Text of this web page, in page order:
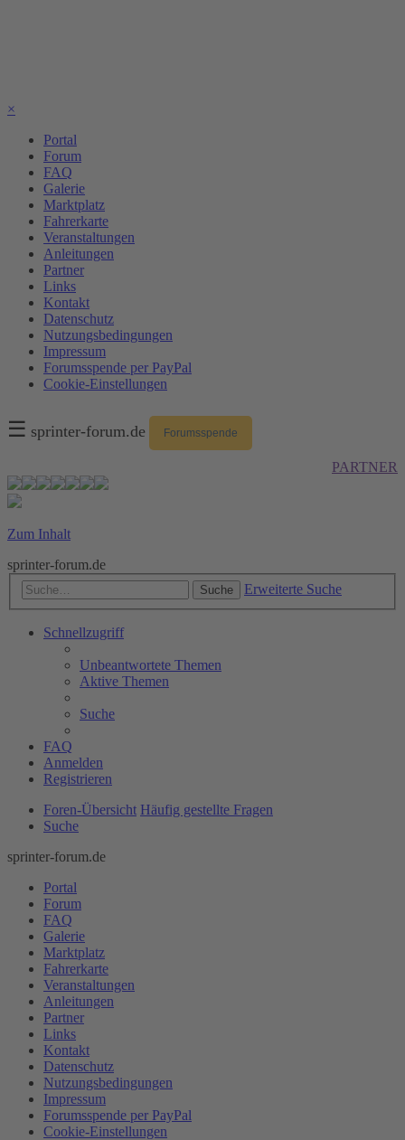
×
Portal
Forum
FAQ
Galerie
Marktplatz
Fahrerkarte
Veranstaltungen
Anleitungen
Partner
Links
Kontakt
Datenschutz
Nutzungsbedingungen
Impressum
Forumsspende per PayPal
Cookie-Einstellungen
☰ sprinter-forum.de Forumsspende
PARTNER
Zum Inhalt
sprinter-forum.de
Suche Erweiterte Suche
Schnellzugriff
Unbeantwortete Themen
Aktive Themen
Suche
FAQ
Anmelden
Registrieren
Foren-Übersicht Häufig gestellte Fragen
Suche
sprinter-forum.de
Portal
Forum
FAQ
Galerie
Marktplatz
Fahrerkarte
Veranstaltungen
Anleitungen
Partner
Links
Kontakt
Datenschutz
Nutzungsbedingungen
Impressum
Forumsspende per PayPal
Cookie-Einstellungen